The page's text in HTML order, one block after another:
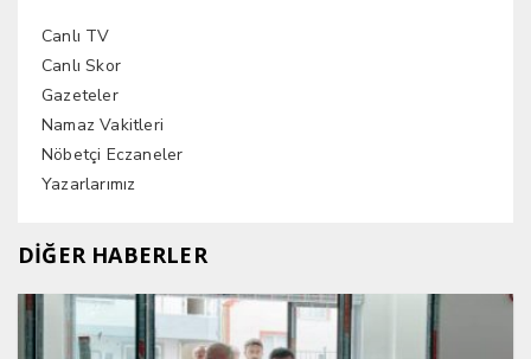
Canlı TV
Canlı Skor
Gazeteler
Namaz Vakitleri
Nöbetçi Eczaneler
Yazarlarımız
DİĞER HABERLER